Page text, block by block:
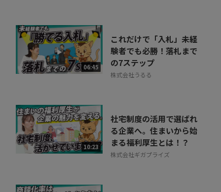
06:45
これだけで「入札」未経
験者でも必勝！落札まで
の7ステップ
株式会社うるる
10:23
社宅制度の活用で選ばれ
る企業へ。住まいから始
まる福利厚生とは！？
株式会社ギガプライズ